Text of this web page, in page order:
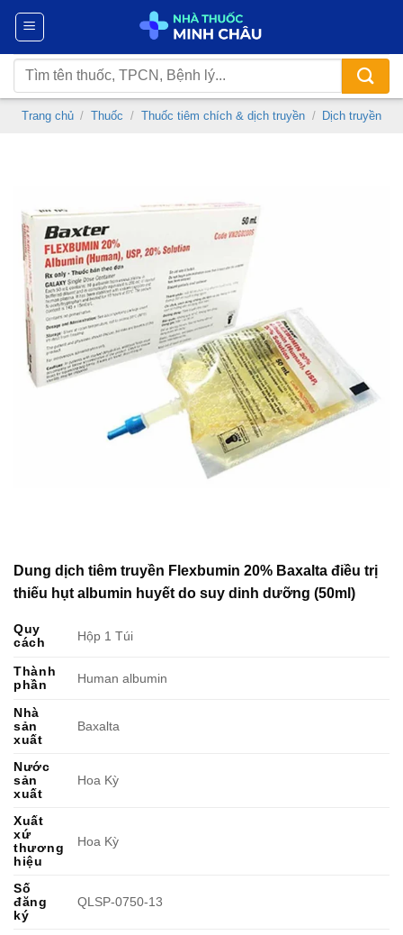
Chuyển
nội
dung
Tìm
kiếm:
Trang chủ / Thuốc / Thuốc tiêm chích & dịch truyền / Dịch truyền
Dung dịch tiêm truyền Flexbumin 20% Baxalta điều trị
thiếu hụt albumin huyết do suy dinh dưỡng (50ml)
Quy
cách
Hộp 1 Túi
Thành
phần
Human albumin
Nhà
sản
xuất
Baxalta
Nước
sản
xuất
Hoa Kỳ
Xuất
xứ
thương
hiệu
Hoa Kỳ
Số
đăng
ký
QLSP-0750-13